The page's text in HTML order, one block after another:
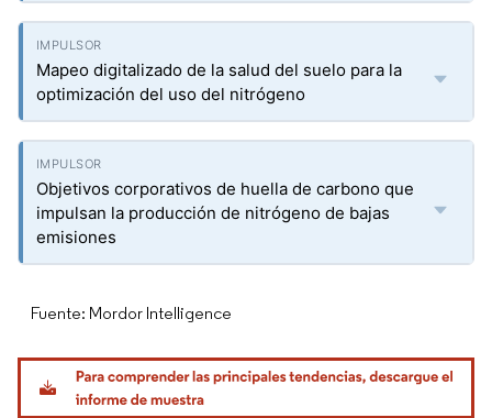
Mapeo digitalizado de la salud del suelo para la
optimización del uso del nitrógeno
Objetivos corporativos de huella de carbono que
impulsan la producción de nitrógeno de bajas
emisiones
Fuente: Mordor Intelligence